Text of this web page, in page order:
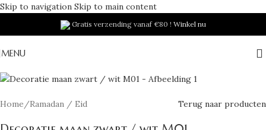
Skip to navigation Skip to main content
Gratis verzending vanaf €80 ! Winkel nu
MENU
Home /Ramadan / Eid Terug naar producten